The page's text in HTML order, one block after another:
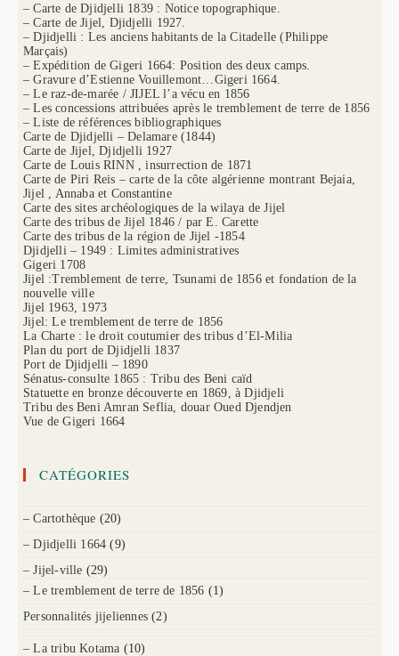
– Carte de Djidjelli 1839 : Notice topographique.
– Carte de Jijel, Djidjelli 1927.
– Djidjelli : Les anciens habitants de la Citadelle (Philippe
Marçais)
– Expédition de Gigeri 1664: Position des deux camps.
– Gravure d’Estienne Vouillemont…Gigeri 1664.
– Le raz-de-marée / JIJEL l’a vécu en 1856
– Les concessions attribuées après le tremblement de terre de 1856
– Liste de références bibliographiques
Carte de Djidjelli – Delamare (1844)
Carte de Jijel, Djidjelli 1927
Carte de Louis RINN , insurrection de 1871
Carte de Piri Reis – carte de la côte algérienne montrant Bejaia,
Jijel , Annaba et Constantine
Carte des sites archéologiques de la wilaya de Jijel
Carte des tribus de Jijel 1846 / par E. Carette
Carte des tribus de la région de Jijel -1854
Djidjelli – 1949 : Limites administratives
Gigeri 1708
Jijel :Tremblement de terre, Tsunami de 1856 et fondation de la
nouvelle ville
Jijel 1963, 1973
Jijel: Le tremblement de terre de 1856
La Charte : le droit coutumier des tribus d’El-Milia
Plan du port de Djidjelli 1837
Port de Djidjelli – 1890
Sénatus-consulte 1865 : Tribu des Beni caïd
Statuette en bronze découverte en 1869, à Djidjeli
Tribu des Beni Amran Seflia, douar Oued Djendjen
Vue de Gigeri 1664
CATÉGORIES
– Cartothèque (20)
– Djidjelli 1664 (9)
– Jijel-ville (29)
– Le tremblement de terre de 1856 (1)
Personnalités jijeliennes (2)
– La tribu Kotama (10)